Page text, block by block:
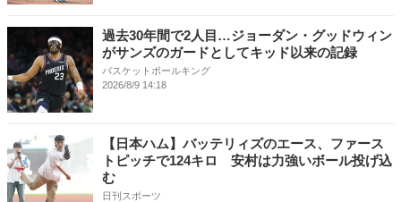
過去30年間で2人目…ジョーダン・グッドウィン
がサンズのガードとしてキッド以来の記録
バスケットボールキング
2026/8/9 14:18
【日本ハム】バッテリィズのエース、ファース
トピッチで124キロ 安村は力強いボール投げ込
む
日刊スポーツ